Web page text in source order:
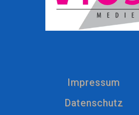
Impressum
Datenschutz